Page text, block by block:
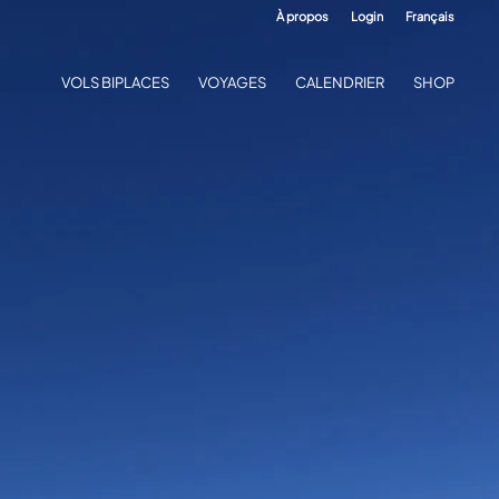
À propos Login Français
VOLS BIPLACES VOYAGES CALENDRIER SHOP